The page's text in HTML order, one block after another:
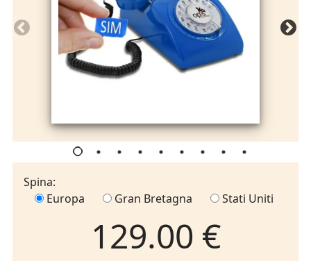
Spina:
Europa
Gran Bretagna Stati Uniti
129.00 €